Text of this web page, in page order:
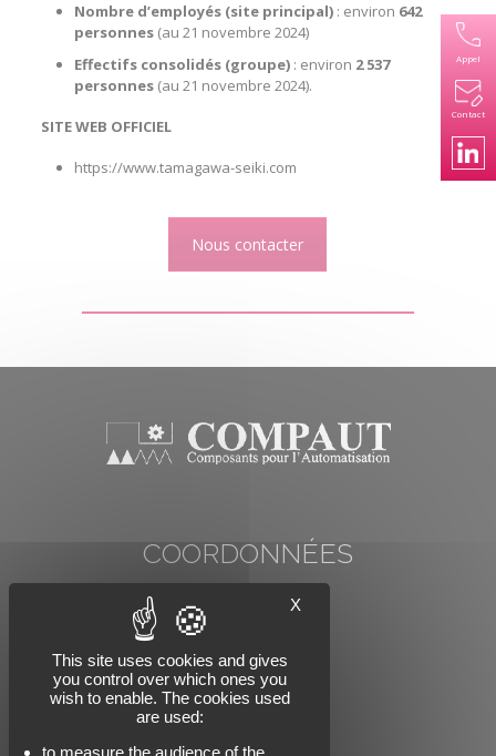
Nombre d’employés (site principal): environ 642
personnes(au 21 novembre 2024)
Effectifs consolidés (groupe): environ 2 537
personnes(au 21 novembre 2024).
SITE WEB OFFICIEL
https://www.tamagawa-seiki.com
Nous contacter
COORDONNÉES
78 rue Carnot
74000 ANNECY
Tél : +33 (0)4 50 57 07 91
Email : info@compaut.com
Appel
Contact
X
This site uses cookies and gives
you control over which ones you
wish to enable. The cookies used
are used:
to measure the audience of the